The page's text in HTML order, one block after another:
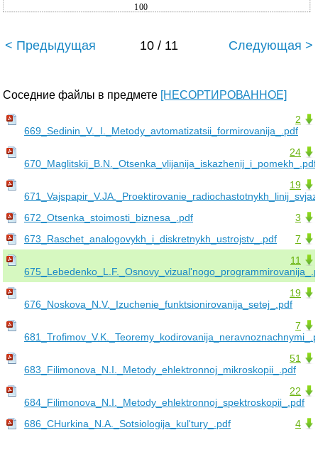
100
< Предыдущая 10 / 11 Следующая >
Соседние файлы в предмете [НЕСОРТИРОВАННОЕ]
2
669_Sedinin_V._I._Metody_avtomatizatsii_formirovanija_.pdf
24
670_Maglitskij_B.N._Otsenka_vlijanija_iskazhenij_i_pomekh_.pdf
19
3
672_Otsenka_stoimosti_biznesa_.pdf
7
673_Raschet_analogovykh_i_diskretnykh_ustrojstv_.pdf
11
19
676_Noskova_N.V._Izuchenie_funktsionirovanija_setej_.pdf
7
51
683_Filimonova_N.I._Metody_ehlektronnoj_mikroskopii_.pdf
22
684_Filimonova_N.I._Metody_ehlektronnoj_spektroskopii_.pdf
4
686_CHurkina_N.A._Sotsiologija_kul'tury_.pdf